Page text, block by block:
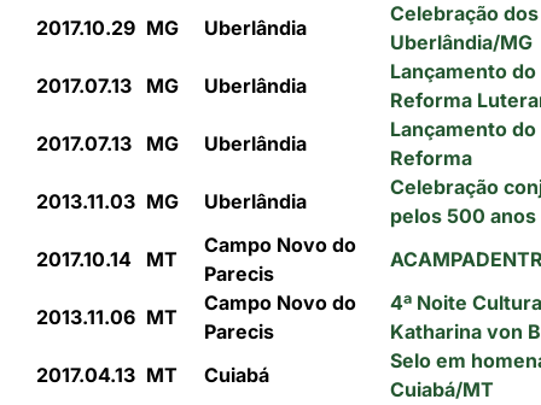
2017.10.29 MG Uberlândia
Celebração
Uberlândia/MG
2017.07.13
MG Uberlândia
Lançamento
Reforma
2017.07.13
MG Uberlândia
Lançamento
Reforma
2013.11.03 MG Uberlândia
Celebração
pelos 500
2017.10.14
MT
Campo Novo do
Parecis
2013.11.06 MT
Campo Novo do
Parecis
4ª Noite
Katharina von
2017.04.13 MT Cuiabá
Selo em
Cuiabá/MT